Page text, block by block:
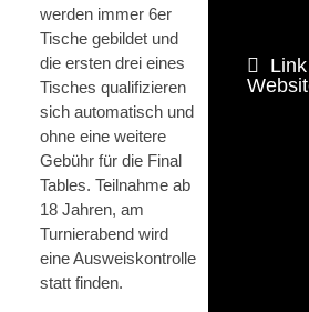
werden immer 6er
Tische gebildet und
die ersten drei eines
Tisches qualifizieren
sich automatisch und
ohne eine weitere
Gebühr für die Final
Tables. Teilnahme ab
18 Jahren, am
Turnierabend wird
eine Ausweiskontrolle
statt finden.